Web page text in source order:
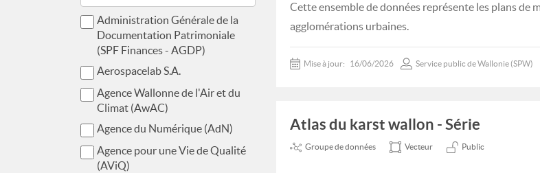
Administration Générale de la
Documentation Patrimoniale
(SPF Finances - AGDP)
Aerospacelab S.A.
Agence Wallonne de l'Air et du
Climat (AwAC)
Agence du Numérique (AdN)
Agence pour une Vie de Qualité
(AViQ)
Cette ensemble de données représente les plans de
agglomérations urbaines.
Mise à jour: 16/06/2026 Service public de Wallonie (SPW)
Atlas du karst wallon - Série
Groupe de données Vecteur Public